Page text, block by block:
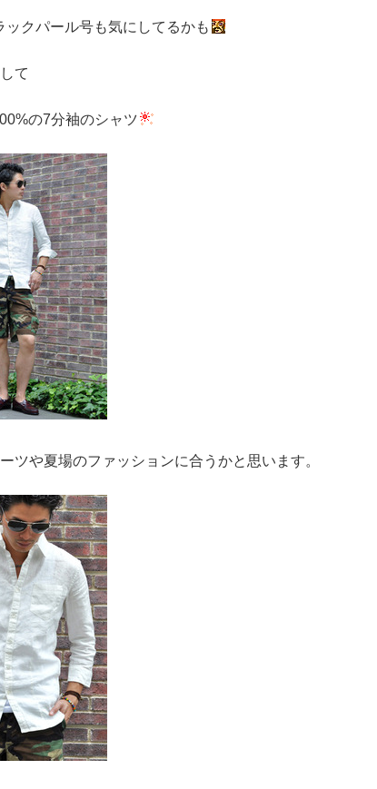
クパール号も気にしてるかも
て
の7分袖のシャツ
ツや夏場のファッションに合うかと思います。